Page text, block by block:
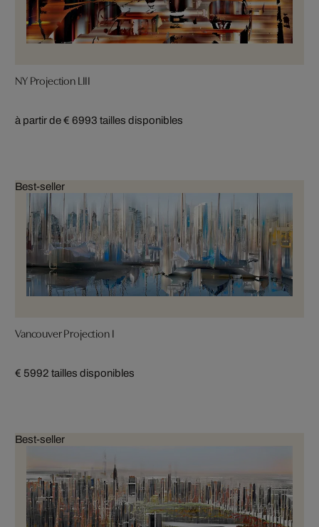
NY Projection LIII
à partir de € 6993 tailles disponibles
Best-seller
Vancouver Projection I
€ 5992 tailles disponibles
Best-seller